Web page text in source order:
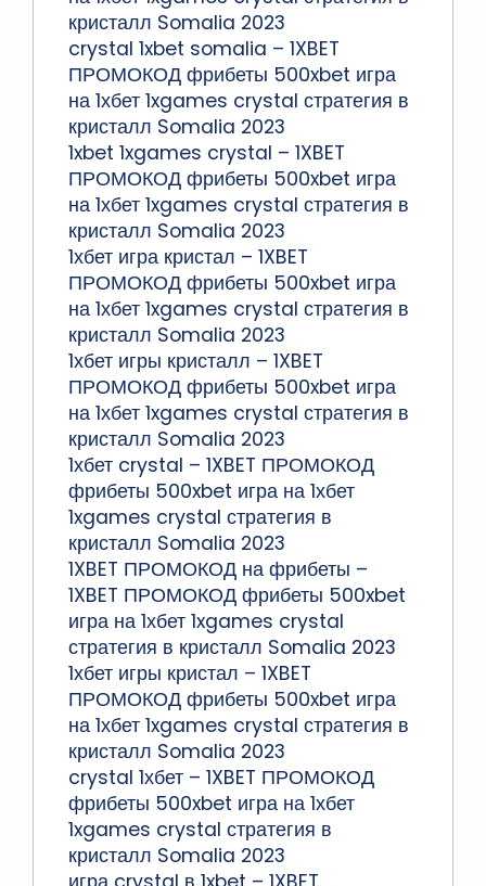
кристалл Somalia 2023
crystal 1xbet somalia – 1XBET
ПРОМОКОД фрибеты 500xbet игра
на 1хбет 1xgames crystal стратегия в
кристалл Somalia 2023
1xbet 1xgames crystal – 1XBET
ПРОМОКОД фрибеты 500xbet игра
на 1хбет 1xgames crystal стратегия в
кристалл Somalia 2023
1хбет игра кристал – 1XBET
ПРОМОКОД фрибеты 500xbet игра
на 1хбет 1xgames crystal стратегия в
кристалл Somalia 2023
1хбет игры кристалл – 1XBET
ПРОМОКОД фрибеты 500xbet игра
на 1хбет 1xgames crystal стратегия в
кристалл Somalia 2023
1хбет crystal – 1XBET ПРОМОКОД
фрибеты 500xbet игра на 1хбет
1xgames crystal стратегия в
кристалл Somalia 2023
1XBET ПРОМОКОД на фрибеты –
1XBET ПРОМОКОД фрибеты 500xbet
игра на 1хбет 1xgames crystal
стратегия в кристалл Somalia 2023
1хбет игры кристал – 1XBET
ПРОМОКОД фрибеты 500xbet игра
на 1хбет 1xgames crystal стратегия в
кристалл Somalia 2023
crystal 1хбет – 1XBET ПРОМОКОД
фрибеты 500xbet игра на 1хбет
1xgames crystal стратегия в
кристалл Somalia 2023